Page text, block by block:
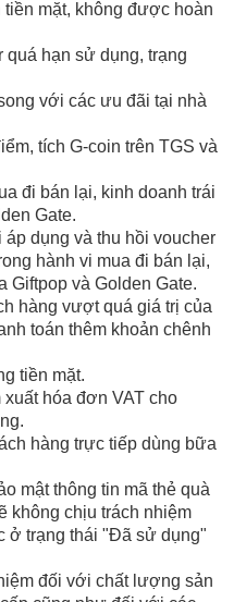
tiền mặt, không được hoàn
quá hạn sử dụng, trạng
với các ưu đãi tại nhà
tích G-coin trên TGS và
đi bán lại, kinh doanh trái
Gate.
áp dụng và thu hồi voucher
hành vi mua đi bán lại,
Giftpop và Golden Gate.
hàng vượt quá giá trị của
toán thêm khoản chênh
tiền mặt.
xuất hóa đơn VAT cho
hàng trực tiếp dùng bữa
mật thông tin mã thẻ quà
không chịu trách nhiệm
ở trạng thái "Đã sử dụng"
đối với chất lượng sản